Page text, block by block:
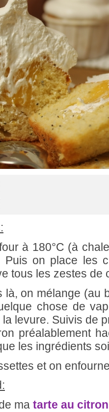
à 180°C (à
Puis on place les
tous les zestes de
là, on mélange (au
chose de
levure. Suivis de
préalablement
les ingrédients
et on
ma tarte au